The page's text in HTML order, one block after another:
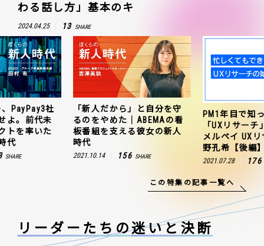
わる話し方」基本のキ
2024.04.25 13 SHARE
PayPay3社
よ。前代未
トを率いた
代
SHARE
「新人だから」と自分を守
るのをやめた｜ABEMAの看
板番組を支える彼女の新人
時代
2021.10.14 156 SHARE
PM1年目で知
「UXリサー
メルペイ UX
野孔希【後編
2021.07.28 176
この特集の記事一覧へ
リーダーたちの迷いと決断